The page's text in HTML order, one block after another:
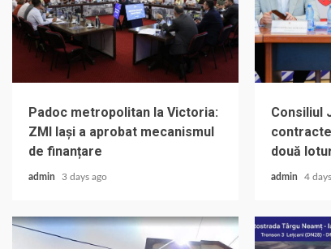
Padoc metropolitan la Victoria:
ZMI Iași a aprobat mecanismul
de finanțare
admin 3 days ago
Consiliul
două
admin 4